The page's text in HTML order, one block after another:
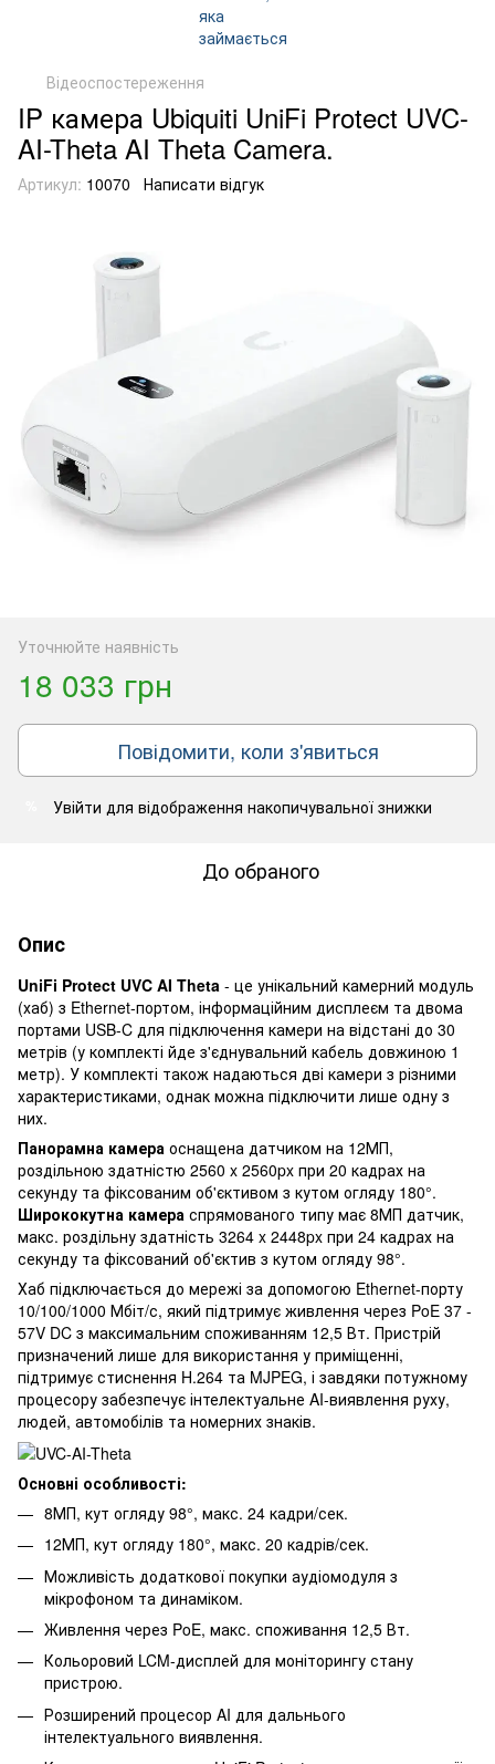
Відеоспостереження
IP камера Ubiquiti UniFi Protect UVC-
AI-Theta AI Theta Camera.
Артикул: 10070 Написати відгук
Уточнюйте наявність
18 033 грн
Повідомити, коли з'явиться
Увійти для відображення накопичувальної знижки
До обраного
Опис
UniFi Protect UVC AI Theta - це унікальний камерний модуль
(хаб) з Ethernet-портом, інформаційним дисплеєм та двома
портами USB-C для підключення камери на відстані до 30
метрів (у комплекті йде з'єднувальний кабель довжиною 1
метр). У комплекті також надаються дві камери з різними
характеристиками, однак можна підключити лише одну з
них.
Панорамна камера оснащена датчиком на 12МП,
роздільною здатністю 2560 x 2560px при 20 кадрах на
секунду та фіксованим об'єктивом з кутом огляду 180°.
Ширококутна камера спрямованого типу має 8МП датчик,
макс. роздільну здатність 3264 x 2448px при 24 кадрах на
секунду та фіксований об'єктив з кутом огляду 98°.
Хаб підключається до мережі за допомогою Ethernet-порту
10/100/1000 Мбіт/с, який підтримує живлення через PoE 37 -
57V DC з максимальним споживанням 12,5 Вт. Пристрій
призначений лише для використання у приміщенні,
підтримує стиснення H.264 та MJPEG, і завдяки потужному
процесору забезпечує інтелектуальне AI-виявлення руху,
людей, автомобілів та номерних знаків.
Основні особливості:
8МП, кут огляду 98°, макс. 24 кадри/сек.
12МП, кут огляду 180°, макс. 20 кадрів/сек.
Можливість додаткової покупки аудіомодуля з
мікрофоном та динаміком.
Живлення через PoE, макс. споживання 12,5 Вт.
Кольоровий LCM-дисплей для моніторингу стану
пристрою.
Розширений процесор AI для дальнього
інтелектуального виявлення.